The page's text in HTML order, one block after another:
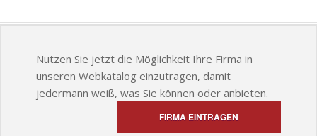
Nutzen Sie jetzt die Möglichkeit Ihre Firma in
unseren Webkatalog einzutragen, damit
jedermann weiß, was Sie können oder anbieten.
FIRMA EINTRAGEN